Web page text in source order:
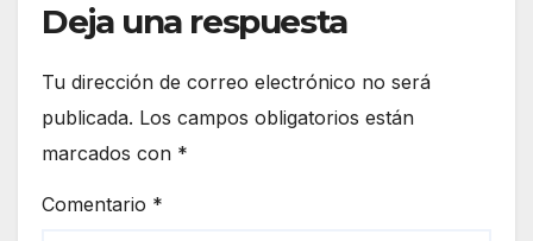
Deja una respuesta
Tu dirección de correo electrónico no será
publicada. Los campos obligatorios están
marcados con *
Comentario *